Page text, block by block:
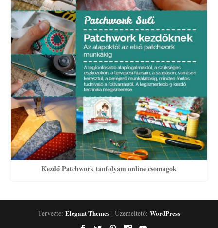
Kezdő Patchwork tanfolyam online csomagok
Tervezte: Elegant Themes | Üzemeltető: WordPress